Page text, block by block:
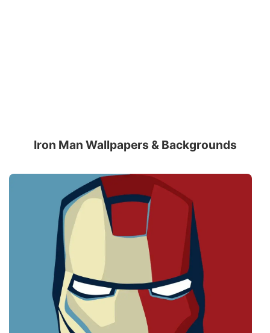
Iron Man Wallpapers & Backgrounds